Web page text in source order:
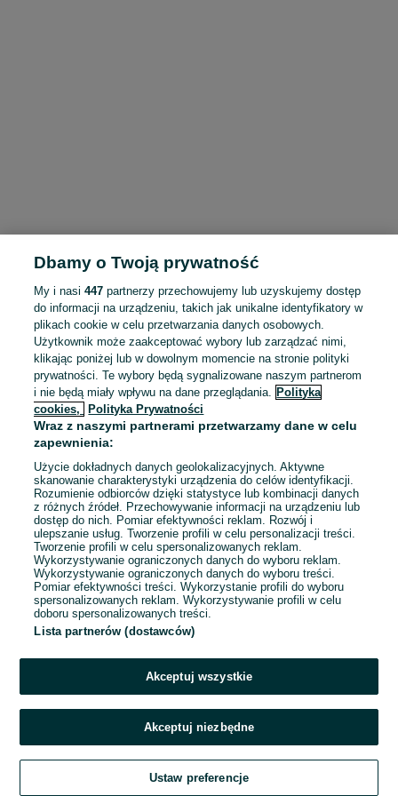
To ogłoszenie nie jest już dostępne
Przejdź na stronę główną
Dbamy o Twoją prywatność
My i nasi447 partnerzy przechowujemy lub uzyskujemy dostęp
do informacji na urządzeniu, takich jak unikalne identyfikatory w
plikach cookie w celu przetwarzania danych osobowych.
Użytkownik może zaakceptować wybory lub zarządzać nimi,
klikając poniżej lub w dowolnym momencie na stronie polityki
prywatności. Te wybory będą sygnalizowane naszym partnerom
i nie będą miały wpływu na dane przeglądania. Polityka
cookies,
Polityka Prywatności
Wraz z naszymi partnerami przetwarzamy dane w celu
zapewnienia:
Użycie dokładnych danych geolokalizacyjnych. Aktywne
skanowanie charakterystyki urządzenia do celów identyfikacji.
Rozumienie odbiorców dzięki statystyce lub kombinacji danych
z różnych źródeł. Przechowywanie informacji na urządzeniu lub
dostęp do nich. Pomiar efektywności reklam. Rozwój i
ulepszanie usług. Tworzenie profili w celu personalizacji treści.
Tworzenie profili w celu spersonalizowanych reklam.
Wykorzystywanie ograniczonych danych do wyboru reklam.
Wykorzystywanie ograniczonych danych do wyboru treści.
Pomiar efektywności treści. Wykorzystanie profili do wyboru
spersonalizowanych reklam. Wykorzystywanie profili w celu
doboru spersonalizowanych treści.
Lista partnerów (dostawców)
Akceptuj wszystkie
Akceptuj niezbędne
Ustaw preferencje